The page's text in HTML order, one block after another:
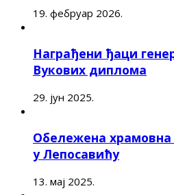
19. фебруар 2026.
Награђени ђаци
Вукових диплома
29. јун 2025.
Обележена
у Лепосавићу
13. мај 2025.